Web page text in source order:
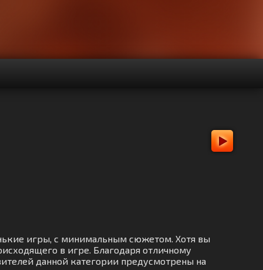
игры, с минимальным сюжетом. Хотя вы
в игре. Благодаря отличному
данной категории предусмотрены на